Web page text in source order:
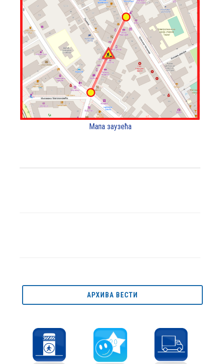
Мапа заузећа
АРХИВА ВЕСТИ